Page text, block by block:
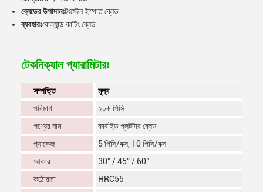
ব্লেডের উপাদানঃটংস্টেন ইস্পাত ব্লেড
ব্যবহারঃরোল্যান্ড কাটিং ব্লেড
টেকনিক্যাল প্যারামিটারঃ
সম্পত্তি
মূল্য
পরিমাণ
২০+ পিসি
পণ্যের নাম
কার্বাইড প্লটটার ব্লেড
প্যাকেজ
5 পিসি/বক্স, 10 পিসি/বক্স
আকার
30° / 45° / 60°
কঠোরতা
HRC55